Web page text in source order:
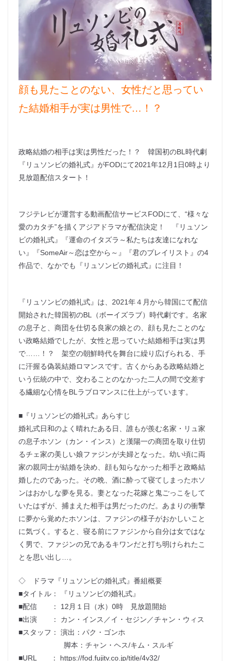
顔も見たことのない、女性だと思ってい
た結婚相手が実は男性で…！？
政略結婚の相手は実は男性だった！？ 韓国初のBL時代劇
『リュソンビの婚礼式』がFODにて2021年12月1日0時より
見放題配信スタート！
フジテレビが運営する動画配信サービスFODにて、“様々な
愛のカタチ”を描くアジアドラマが配信決定！ 『リュソン
ビの婚礼式』『運命のイタズラ～私たちは友達になれな
い』『SomeAir～恋は空から～』『君のプレイリスト』の4
作品で、なかでも『リュソンビの婚礼式』に注目！
『リュソンビの婚礼式』は、2021年４月から韓国にて配信
開始された韓国初のBL（ボーイズラブ）時代劇です。名家
の息子と、商団を仕切る良家の娘との、顔も見たことのな
い政略結婚でしたが、女性と思っていた結婚相手は実は男
で……！？ 架空の朝鮮時代を舞台に繰り広げられる、手
に汗握る偽装結婚ロマンスです。古くからある政略結婚と
いう伝統の中で、交わることのなかった二人の間で交差す
る繊細な心情をBLラブロマンスに仕上がっています。
■『リュソンビの婚礼式』あらすじ
婚礼式日和のよく晴れたある日、誰もが羨む名家・リュ家
の息子ホソン（カン・インス）と漢陽一の商団を取り仕切
るチェ家の美しい娘ファジンが夫婦となった。幼い頃に両
家の親同士が結婚を決め、顔も知らなかった相手と政略結
婚したのであった。その晩、酒に酔って寝てしまったホソ
ンはおかしな夢を見る。妻となった花嫁と鬼ごっこをして
いたはずが、捕まえた相手は男だったのだ。あまりの衝撃
に夢から覚めたホソンは、ファジンの様子がおかしいこと
に気づく。すると、寝る前にファジンから自分は女ではな
く男で、ファジンの兄であるキワンだと打ち明けられたこ
とを思い出し…。
◇ ドラマ『リュソンビの婚礼式』番組概要
■タイトル： 『リュソンビの婚礼式』
■配信 ： 12月１日（水）0時 見放題開始
■出演 ： カン・インス／イ・セジン／チャン・ウィス
■スタッフ： 演出：パク・ゴンホ
脚本：チャン・ヘス/キム・スルギ
■URL ： https://fod.fujitv.co.jp/title/4v32/